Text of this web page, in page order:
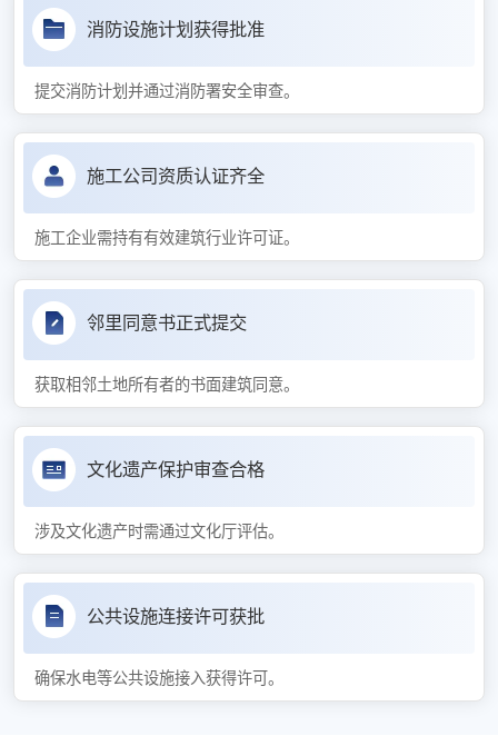
消防设施计划获得批准
提交消防计划并通过消防署安全审查。
施工公司资质认证齐全
施工企业需持有有效建筑行业许可证。
邻里同意书正式提交
获取相邻土地所有者的书面建筑同意。
文化遗产保护审查合格
涉及文化遗产时需通过文化厅评估。
公共设施连接许可获批
确保水电等公共设施接入获得许可。